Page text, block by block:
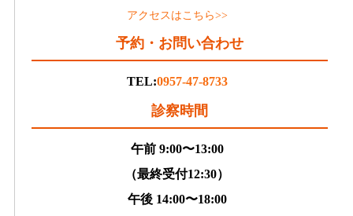
アクセスはこちら>>
予約・お問い合わせ
TEL:0957-47-8733
診察時間
午前 9:00〜13:00
（最終受付12:30）
午後 14:00〜18:00